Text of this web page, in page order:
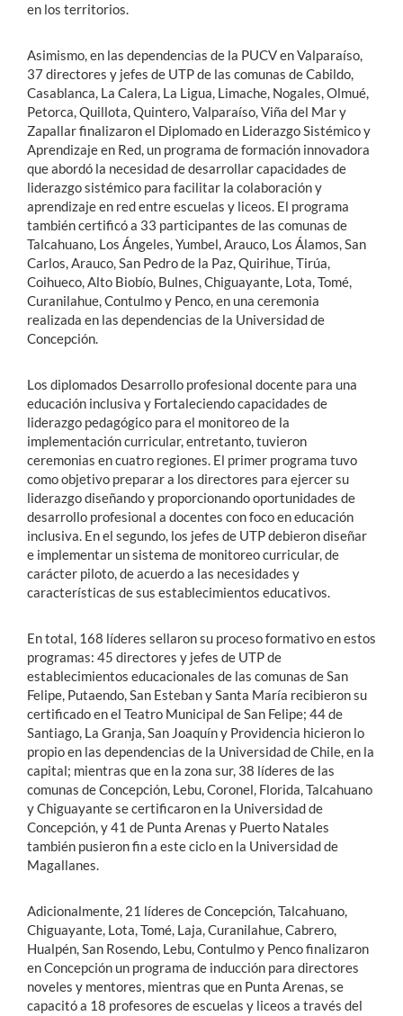
en los territorios.
Asimismo, en las dependencias de la PUCV en Valparaíso,
37 directores y jefes de UTP de las comunas de Cabildo,
Casablanca, La Calera, La Ligua, Limache, Nogales, Olmué,
Petorca, Quillota, Quintero, Valparaíso, Viña del Mar y
Zapallar finalizaron el Diplomado en Liderazgo Sistémico y
Aprendizaje en Red, un programa de formación innovadora
que abordó la necesidad de desarrollar capacidades de
liderazgo sistémico para facilitar la colaboración y
aprendizaje en red entre escuelas y liceos. El programa
también certificó a 33 participantes de las comunas de
Talcahuano, Los Ángeles, Yumbel, Arauco, Los Álamos, San
Carlos, Arauco, San Pedro de la Paz, Quirihue, Tirúa,
Coihueco, Alto Biobío, Bulnes, Chiguayante, Lota, Tomé,
Curanilahue, Contulmo y Penco, en una ceremonia
realizada en las dependencias de la Universidad de
Concepción.
Los diplomados Desarrollo profesional docente para una
educación inclusiva y Fortaleciendo capacidades de
liderazgo pedagógico para el monitoreo de la
implementación curricular, entretanto, tuvieron
ceremonias en cuatro regiones. El primer programa tuvo
como objetivo preparar a los directores para ejercer su
liderazgo diseñando y proporcionando oportunidades de
desarrollo profesional a docentes con foco en educación
inclusiva. En el segundo, los jefes de UTP debieron diseñar
e implementar un sistema de monitoreo curricular, de
carácter piloto, de acuerdo a las necesidades y
características de sus establecimientos educativos.
En total, 168 líderes sellaron su proceso formativo en estos
programas: 45 directores y jefes de UTP de
establecimientos educacionales de las comunas de San
Felipe, Putaendo, San Esteban y Santa María recibieron su
certificado en el Teatro Municipal de San Felipe; 44 de
Santiago, La Granja, San Joaquín y Providencia hicieron lo
propio en las dependencias de la Universidad de Chile, en la
capital; mientras que en la zona sur, 38 líderes de las
comunas de Concepción, Lebu, Coronel, Florida, Talcahuano
y Chiguayante se certificaron en la Universidad de
Concepción, y 41 de Punta Arenas y Puerto Natales
también pusieron fin a este ciclo en la Universidad de
Magallanes.
Adicionalmente, 21 líderes de Concepción, Talcahuano,
Chiguayante, Lota, Tomé, Laja, Curanilahue, Cabrero,
Hualpén, San Rosendo, Lebu, Contulmo y Penco finalizaron
en Concepción un programa de inducción para directores
noveles y mentores, mientras que en Punta Arenas, se
capacitó a 18 profesores de escuelas y liceos a través del